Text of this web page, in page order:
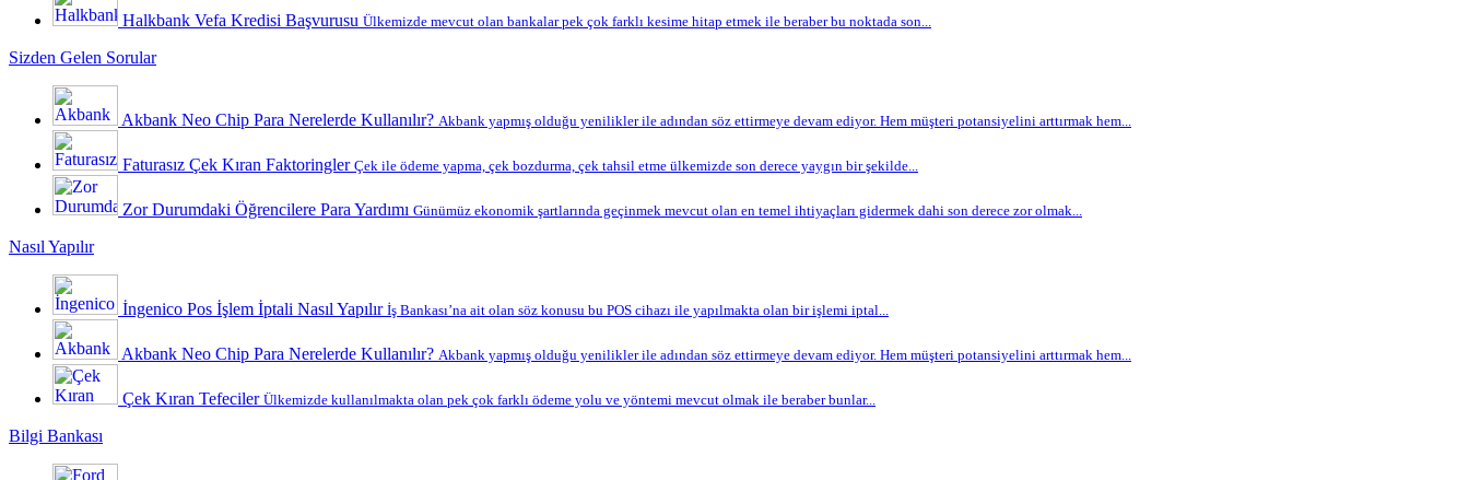
Halkbank Vefa Kredisi Başvurusu Ülkemizde mevcut olan bankalar pek çok farklı kesime hitap etmek ile beraber bu noktada son...
Sizden Gelen Sorular
Akbank Neo Chip Para Nerelerde Kullanılır? Akbank yapmış olduğu yenilikler ile adından söz ettirmeye devam ediyor. Hem müşteri potansiyelini arttırmak hem...
Faturasız Çek Kıran Faktoringler Çek ile ödeme yapma, çek bozdurma, çek tahsil etme ülkemizde son derece yaygın bir şekilde...
Zor Durumdaki Öğrencilere Para Yardımı Günümüz ekonomik şartlarında geçinmek mevcut olan en temel ihtiyaçları gidermek dahi son derece zor olmak...
Nasıl Yapılır
İngenico Pos İşlem İptali Nasıl Yapılır İş Bankası’na ait olan söz konusu bu POS cihazı ile yapılmakta olan bir işlemi iptal...
Akbank Neo Chip Para Nerelerde Kullanılır? Akbank yapmış olduğu yenilikler ile adından söz ettirmeye devam ediyor. Hem müşteri potansiyelini arttırmak hem...
Çek Kıran Tefeciler Ülkemizde kullanılmakta olan pek çok farklı ödeme yolu ve yöntemi mevcut olmak ile beraber bunlar...
Bilgi Bankası